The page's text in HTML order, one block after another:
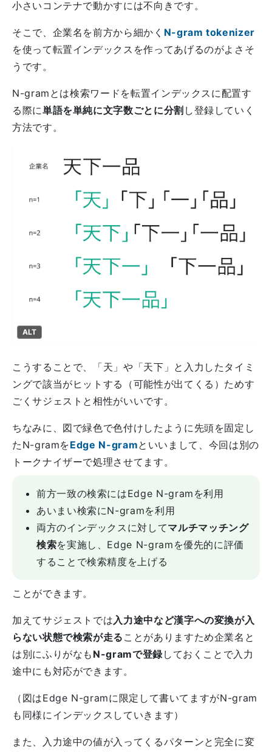
小さいコンテナで動かすには不向きです。
そこで、企業名を前方から細かく N-gram tokenizer
を使って転置インデックスを作ってあげるのがよさそ
うです。
N-gramとは検索ワードを転置インデックスに配置す
る際に単語を単純に文字数ごとに分割 し登録していく
方法です。
ALT
こうすることで、「天」や「天下」と入力したタイミ
ングで該当がヒットする（可能性が出てくる）ためす
ごくサジェストと相性がいいです。
ちなみに、図で緑色で色付けしたように先頭を固定し
たN-gramをEdge N-gramといいまして、今回は別の
トークナイザーで処理させてます。
前方一致の検索にはEdge N-gramを利用
あいまい検索にN-gramを利用
両方のインデックスに対してマルチマッチング
検索を実施し、Edge N-gramを優先的に評価
することで検索精度を上げる
ことができます。
加えてサジェストでは入力途中など漢字への変換が入
らない状態で検索が走る ことがありますため企業名と
は別にふりがなも N-gramで登録しておくことで入力
途中にも対応ができます。
（図はEdge N-gramに限定して書いてますがN-gram
も同様にインデックスしていきます）
また、入力途中の値が入ってくるパターンと完全に変